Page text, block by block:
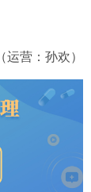
（运营：孙欢）